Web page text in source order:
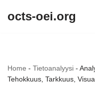
octs-oei.org
Home - Tietoanalyysi -
Tehokkuus, Tarkkuus,